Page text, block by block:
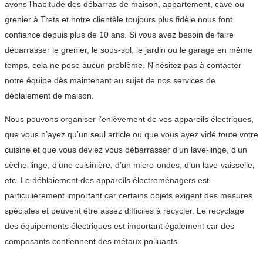
avons l’habitude des débarras de maison, appartement, cave ou
grenier à Trets et notre clientèle toujours plus fidèle nous font
confiance depuis plus de 10 ans. Si vous avez besoin de faire
débarrasser le grenier, le sous-sol, le jardin ou le garage en même
temps, cela ne pose aucun problème. N’hésitez pas à contacter
notre équipe dès maintenant au sujet de nos services de
déblaiement de maison.
Nous pouvons organiser l’enlèvement de vos appareils électriques,
que vous n’ayez qu’un seul article ou que vous ayez vidé toute votre
cuisine et que vous deviez vous débarrasser d’un lave-linge, d’un
sèche-linge, d’une cuisinière, d’un micro-ondes, d’un lave-vaisselle,
etc. Le déblaiement des appareils électroménagers est
particulièrement important car certains objets exigent des mesures
spéciales et peuvent être assez difficiles à recycler. Le recyclage
des équipements électriques est important également car des
composants contiennent des métaux polluants.